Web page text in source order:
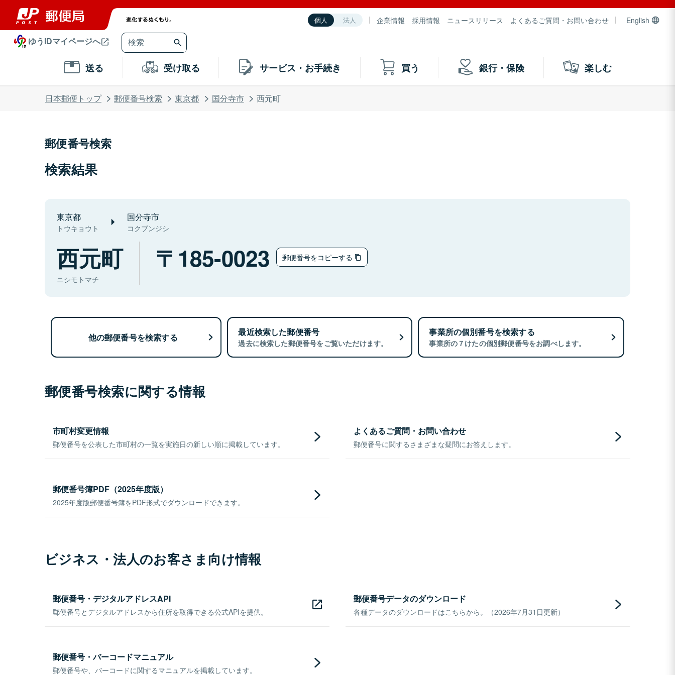
個人 法人 企業情報 採用情報 ニュースリリース よくあるご質問・お問い合わせ English
ゆうIDマイページへ
送る 受け取る サービス・お手続き 買う 銀行・保険 楽しむ
日本郵便トップ 郵便番号検索 東京都 国分寺市 西元町
郵便番号検索
検索結果
東京都
トウキョウト
国分寺市
コクブンジシ
西元町
ニシモトマチ
185-0023 郵便番号をコピーする
他の郵便番号を検索する 最近検索した郵便番号
過去に検索した郵便番号をご覧いただけます。
事業所の個別番号を検索する
事業所の７けたの個別郵便番号をお調べします。
郵便番号検索に関する情報
市町村変更情報
郵便番号を公表した市町村の一覧を実施日の新しい順に掲載しています。
よくあるご質問・お問い合わせ
郵便番号に関するさまざまな疑問にお答えします。
郵便番号簿PDF（2025年度版）
2025年度版郵便番号簿をPDF形式でダウンロードできます。
ビジネス・法人のお客さま向け情報
郵便番号・デジタルアドレスAPI
郵便番号とデジタルアドレスから住所を取得できる公式APIを提供。
郵便番号データのダウンロード
各種データのダウンロードはこちらから。（2026年7月31日更新）
郵便番号・バーコードマニュアル
郵便番号や、バーコードに関するマニュアルを掲載しています。